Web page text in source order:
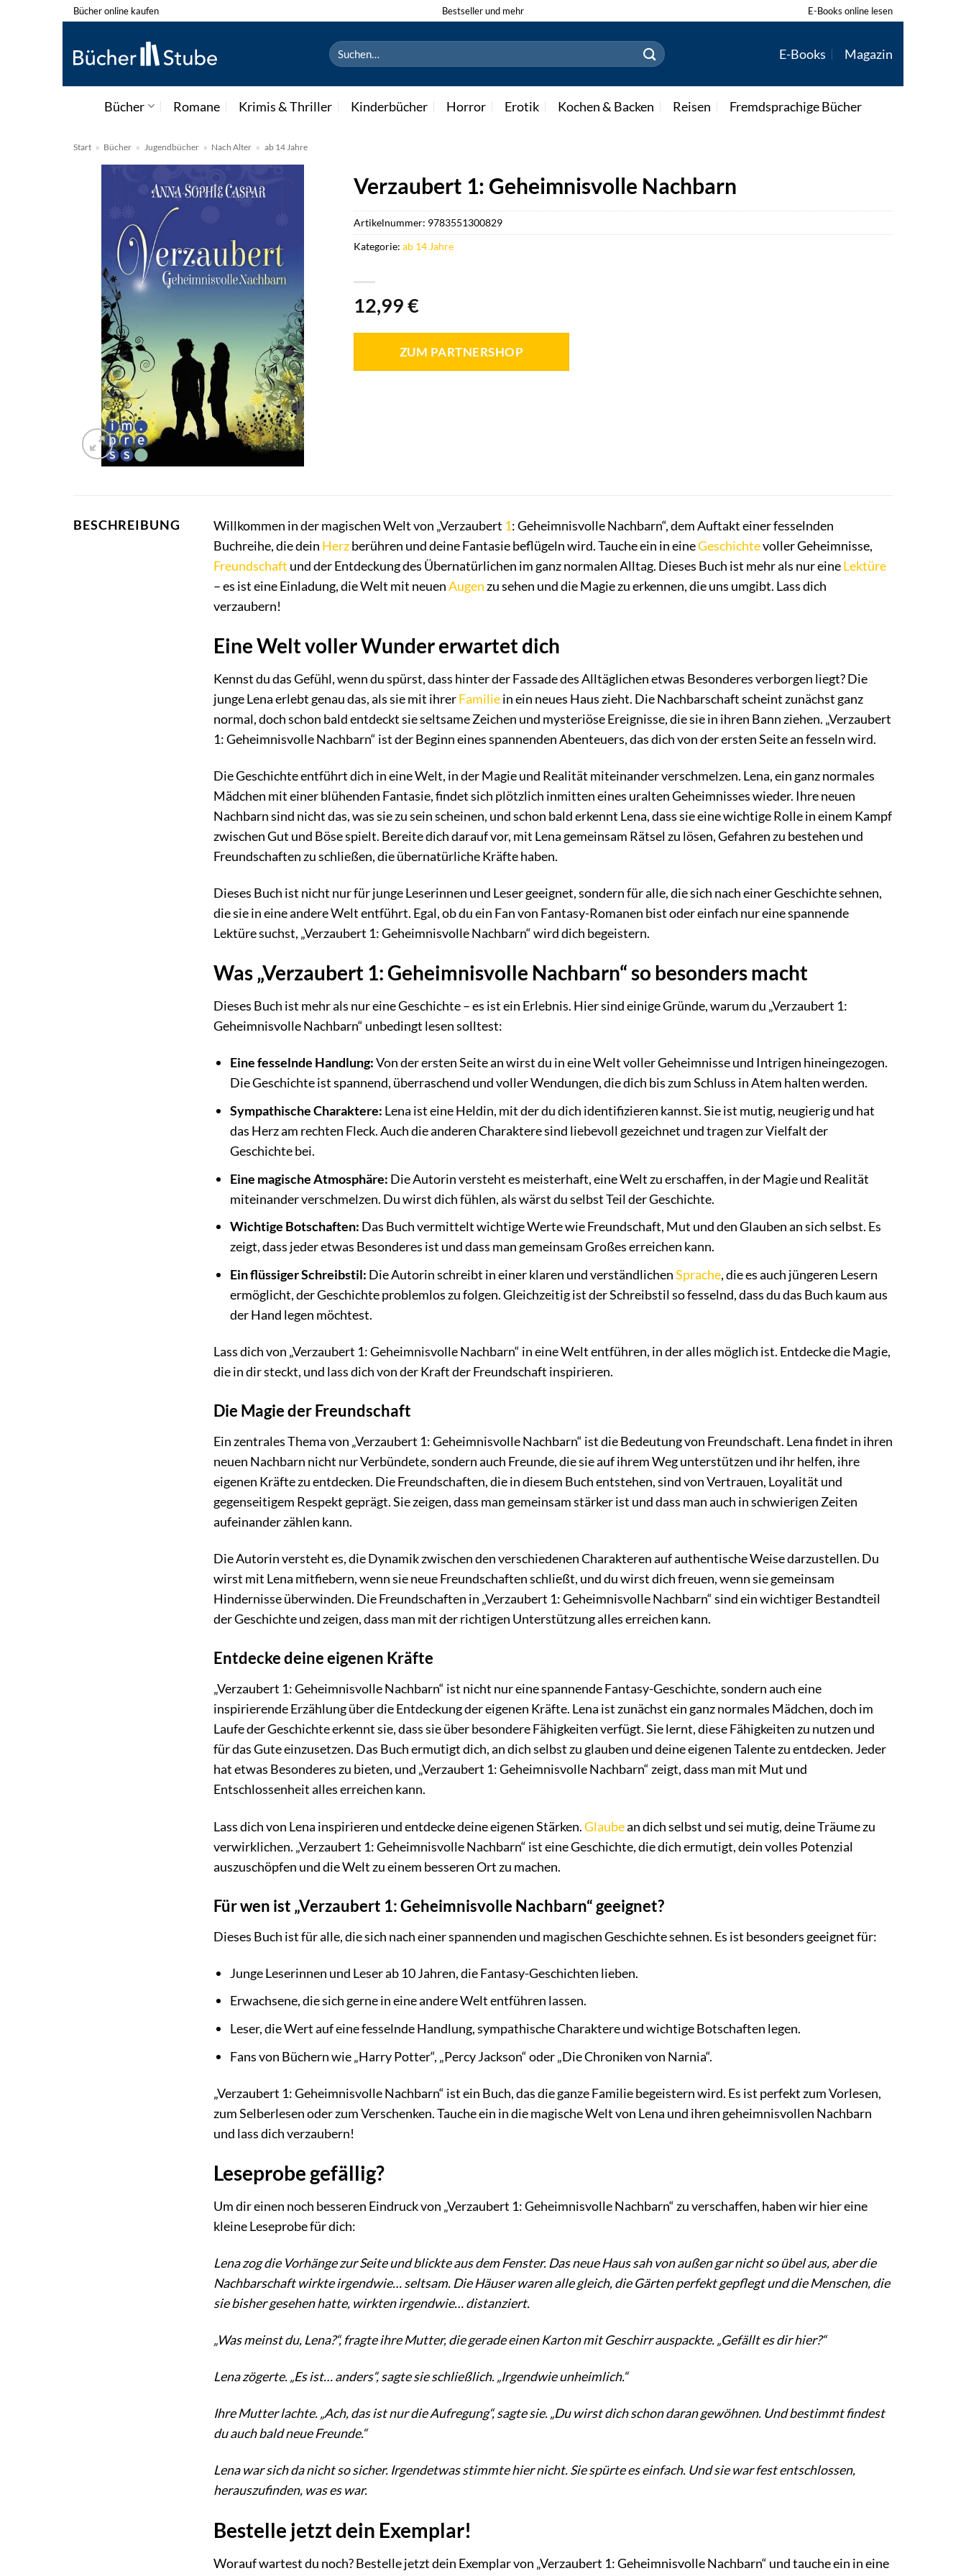
Zum
springen
Bücher online kaufen Bestseller und mehr E-Books online lesen
Suchen
nach:
E-Books Magazin
Bücher Romane Krimis & Thriller Kinderbücher Horror Erotik Kochen & Backen Reisen Fremdsprachige Bücher
Start » Bücher » Jugendbücher » Nach Alter » ab 14 Jahre
Verzaubert 1: Geheimnisvolle Nachbarn
12,99€
ZUM PARTNERSHOP
Artikelnummer: 9783551300829
Kategorie: ab 14 Jahre
BESCHREIBUNG Willkommen in der magischen Welt von „Verzaubert 1: Geheimnisvolle Nachbarn“, dem Auftakt einer fesselnden
Buchreihe, die dein Herzberühren und deine Fantasie beflügeln wird. Tauche ein in eineGeschichtevoller Geheimnisse,
Freundschaft und der Entdeckung des Übernatürlichen im ganz normalen Alltag. Dieses Buch ist mehr als nur eineLektüre
– es ist eine Einladung, die Welt mit neuenAugenzu sehen und die Magie zu erkennen, die uns umgibt. Lass dich
verzaubern!
Eine Welt voller Wunder erwartet dich
Kennst du das Gefühl, wenn du spürst, dass hinter der Fassade des Alltäglichen etwas Besonderes verborgen liegt? Die
junge Lena erlebt genau das, als sie mit ihrerFamiliein ein neues Haus zieht. Die Nachbarschaft scheint zunächst ganz
normal, doch schon bald entdeckt sie seltsame Zeichen und mysteriöse Ereignisse, die sie in ihren Bann ziehen. „Verzaubert
1: Geheimnisvolle Nachbarn“ ist der Beginn eines spannenden Abenteuers, das dich von der ersten Seite an fesseln wird.
Die Geschichte entführt dich in eine Welt, in der Magie und Realität miteinander verschmelzen. Lena, ein ganz normales
Mädchen mit einer blühenden Fantasie, findet sich plötzlich inmitten eines uralten Geheimnisses wieder. Ihre neuen
Nachbarn sind nicht das, was sie zu sein scheinen, und schon bald erkennt Lena, dass sie eine wichtige Rolle in einem Kampf
zwischen Gut und Böse spielt. Bereite dich darauf vor, mit Lena gemeinsam Rätsel zu lösen, Gefahren zu bestehen und
Freundschaften zu schließen, die übernatürliche Kräfte haben.
Dieses Buch ist nicht nur für junge Leserinnen und Leser geeignet, sondern für alle, die sich nach einer Geschichte sehnen,
die sie in eine andere Welt entführt. Egal, ob du ein Fan von Fantasy-Romanen bist oder einfach nur eine spannende
Lektüre suchst, „Verzaubert 1: Geheimnisvolle Nachbarn“ wird dich begeistern.
Was „Verzaubert 1: Geheimnisvolle Nachbarn“ so besonders macht
Dieses Buch ist mehr als nur eine Geschichte – es ist ein Erlebnis. Hier sind einige Gründe, warum du „Verzaubert 1:
Geheimnisvolle Nachbarn“ unbedingt lesen solltest:
Eine fesselnde Handlung:Von der ersten Seite an wirst du in eine Welt voller Geheimnisse und Intrigen hineingezogen.
Die Geschichte ist spannend, überraschend und voller Wendungen, die dich bis zum Schluss in Atem halten werden.
Sympathische Charaktere: Lena ist eine Heldin, mit der du dich identifizieren kannst. Sie ist mutig, neugierig und hat
das Herz am rechten Fleck. Auch die anderen Charaktere sind liebevoll gezeichnet und tragen zur Vielfalt der
Geschichte bei.
Eine magische Atmosphäre: Die Autorin versteht es meisterhaft, eine Welt zu erschaffen, in der Magie und Realität
miteinander verschmelzen. Du wirst dich fühlen, als wärst du selbst Teil der Geschichte.
Wichtige Botschaften: Das Buch vermittelt wichtige Werte wie Freundschaft, Mut und den Glauben an sich selbst. Es
zeigt, dass jeder etwas Besonderes ist und dass man gemeinsam Großes erreichen kann.
Ein flüssiger Schreibstil: Die Autorin schreibt in einer klaren und verständlichenSprache, die es auch jüngeren Lesern
ermöglicht, der Geschichte problemlos zu folgen. Gleichzeitig ist der Schreibstil so fesselnd, dass du das Buch kaum aus
der Hand legen möchtest.
Lass dich von „Verzaubert 1: Geheimnisvolle Nachbarn“ in eine Welt entführen, in der alles möglich ist. Entdecke die Magie,
die in dir steckt, und lass dich von der Kraft der Freundschaft inspirieren.
Die Magie der Freundschaft
Ein zentrales Thema von „Verzaubert 1: Geheimnisvolle Nachbarn“ ist die Bedeutung von Freundschaft. Lena findet in ihren
neuen Nachbarn nicht nur Verbündete, sondern auch Freunde, die sie auf ihrem Weg unterstützen und ihr helfen, ihre
eigenen Kräfte zu entdecken. Die Freundschaften, die in diesem Buch entstehen, sind von Vertrauen, Loyalität und
gegenseitigem Respekt geprägt. Sie zeigen, dass man gemeinsam stärker ist und dass man auch in schwierigen Zeiten
aufeinander zählen kann.
Die Autorin versteht es, die Dynamik zwischen den verschiedenen Charakteren auf authentische Weise darzustellen. Du
wirst mit Lena mitfiebern, wenn sie neue Freundschaften schließt, und du wirst dich freuen, wenn sie gemeinsam
Hindernisse überwinden. Die Freundschaften in „Verzaubert 1: Geheimnisvolle Nachbarn“ sind ein wichtiger Bestandteil
der Geschichte und zeigen, dass man mit der richtigen Unterstützung alles erreichen kann.
Entdecke deine eigenen Kräfte
„Verzaubert 1: Geheimnisvolle Nachbarn“ ist nicht nur eine spannende Fantasy-Geschichte, sondern auch eine
inspirierende Erzählung über die Entdeckung der eigenen Kräfte. Lena ist zunächst ein ganz normales Mädchen, doch im
Laufe der Geschichte erkennt sie, dass sie über besondere Fähigkeiten verfügt. Sie lernt, diese Fähigkeiten zu nutzen und
für das Gute einzusetzen. Das Buch ermutigt dich, an dich selbst zu glauben und deine eigenen Talente zu entdecken. Jeder
hat etwas Besonderes zu bieten, und „Verzaubert 1: Geheimnisvolle Nachbarn“ zeigt, dass man mit Mut und
Entschlossenheit alles erreichen kann.
Lass dich von Lena inspirieren und entdecke deine eigenen Stärken.Glaubean dich selbst und sei mutig, deine Träume zu
verwirklichen. „Verzaubert 1: Geheimnisvolle Nachbarn“ ist eine Geschichte, die dich ermutigt, dein volles Potenzial
auszuschöpfen und die Welt zu einem besseren Ort zu machen.
Für wen ist „Verzaubert 1: Geheimnisvolle Nachbarn“ geeignet?
Dieses Buch ist für alle, die sich nach einer spannenden und magischen Geschichte sehnen. Es ist besonders geeignet für:
Junge Leserinnen und Leser ab 10 Jahren, die Fantasy-Geschichten lieben.
Erwachsene, die sich gerne in eine andere Welt entführen lassen.
Leser, die Wert auf eine fesselnde Handlung, sympathische Charaktere und wichtige Botschaften legen.
Fans von Büchern wie „Harry Potter“, „Percy Jackson“ oder „Die Chroniken von Narnia“.
„Verzaubert 1: Geheimnisvolle Nachbarn“ ist ein Buch, das die ganze Familie begeistern wird. Es ist perfekt zum Vorlesen,
zum Selberlesen oder zum Verschenken. Tauche ein in die magische Welt von Lena und ihren geheimnisvollen Nachbarn
und lass dich verzaubern!
Leseprobe gefällig?
Um dir einen noch besseren Eindruck von „Verzaubert 1: Geheimnisvolle Nachbarn“ zu verschaffen, haben wir hier eine
kleine Leseprobe für dich:
Lena zog die Vorhänge zur Seite und blickte aus dem Fenster. Das neue Haus sah von außen gar nicht so übel aus, aber die
Nachbarschaft wirkte irgendwie… seltsam. Die Häuser waren alle gleich, die Gärten perfekt gepflegt und die Menschen, die
sie bisher gesehen hatte, wirkten irgendwie… distanziert.
„Was meinst du, Lena?“, fragte ihre Mutter, die gerade einen Karton mit Geschirr auspackte. „Gefällt es dir hier?“
Lena zögerte. „Es ist… anders“, sagte sie schließlich. „Irgendwie unheimlich.“
Ihre Mutter lachte. „Ach, das ist nur die Aufregung“, sagte sie. „Du wirst dich schon daran gewöhnen. Und bestimmt findest
du auch bald neue Freunde.“
Lena war sich da nicht so sicher. Irgendetwas stimmte hier nicht. Sie spürte es einfach. Und sie war fest entschlossen,
herauszufinden, was es war.
Bestelle jetzt dein Exemplar!
Worauf wartest du noch? Bestelle jetzt dein Exemplar von „Verzaubert 1: Geheimnisvolle Nachbarn“ und tauche ein in eine